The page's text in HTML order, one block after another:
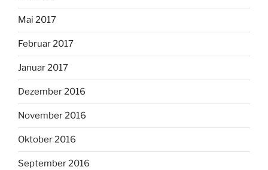
Mai 2017
Februar 2017
Januar 2017
Dezember 2016
November 2016
Oktober 2016
September 2016